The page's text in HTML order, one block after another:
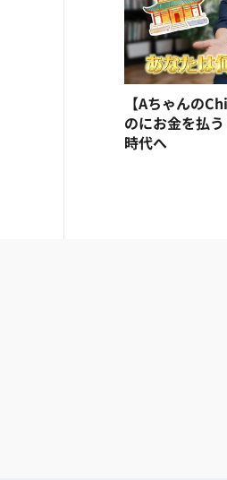
【Aちゃんの
のにお金を払
時代へ